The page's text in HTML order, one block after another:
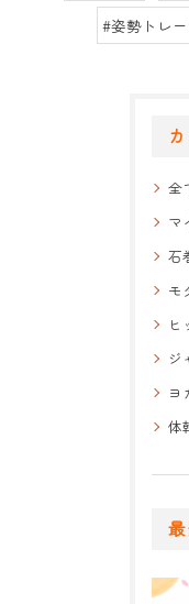
#姿勢トレ
全
マ
石
モ
ヒ
ジ
ヨ
体